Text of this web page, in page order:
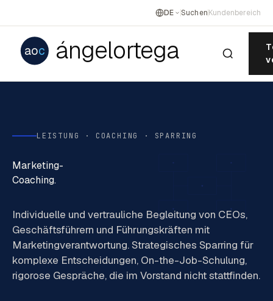
DE SuchenKundenbereich
aoc ángelortega
LEISTUNG · COACHING · SPARRING
Marketing-
Coaching.
Individuelle und vertrauliche Begleitung von CEOs,
Geschäftsführern und Führungskräften mit
Marketingverantwortung. Strategisches Sparring für
komplexe Entscheidungen, On-the-Job-Schulung,
rigorose Gespräche, die im Vorstand nicht stattfinden.